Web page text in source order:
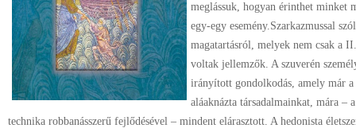
meglássuk, hogyan érinthet minket
egy-egy esemény.Szarkazmussal
magatartásról, melyek nem csak a
voltak jellemzők. A szuverén
irányított gondolkodás, amely már
aláaknázta társadalmainkat, mára
technika robbanásszerű fejlődésével – mindent elárasztott. A hedonista